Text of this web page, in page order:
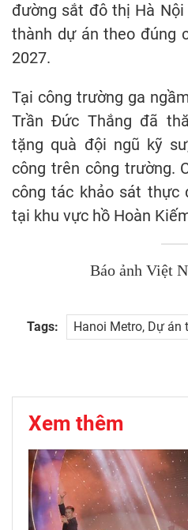
đường sắt đô thị Hà
thành dự án theo đúng
2027.
Tại công trường ga
Trần Đức Thắng đã
tặng quà đội ngũ kỹ
công trên công trường.
công tác khảo sát thực
tại khu vực hồ Hoàn
Báo ảnh Việt
Tags: Hanoi Metro, Dự
Xem thêm